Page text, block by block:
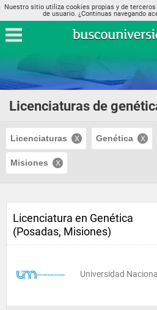
Nuestro sitio utiliza cookies propias y de
de usuario. ¿Continuas navegando
Licenciaturas de
Licenciaturas Genética
Misiones
Licenciatura en Genética
(Posadas, Misiones)
Universidad